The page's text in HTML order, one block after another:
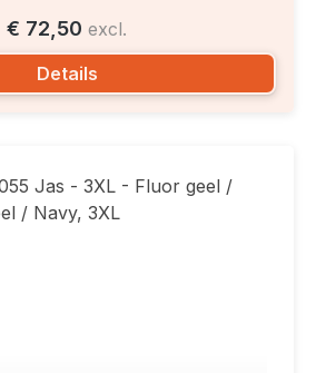
€ 72,50 excl.
Details